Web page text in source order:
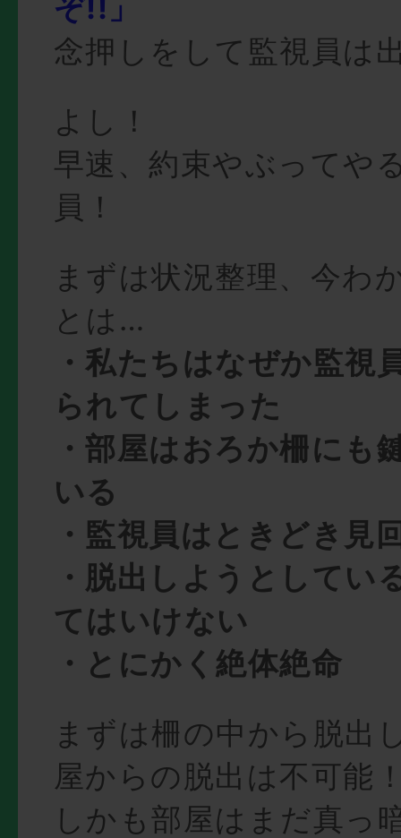
念押しをして監視員は
よし！
早速、約束やぶってや
員！
まずは状況整理、今わ
とは…
・私たちはなぜか監視
られてしまった
・部屋はおろか柵にも
いる
・監視員はときどき見
・脱出しようとしてい
てはいけない
・とにかく絶体絶命
まずは柵の中から脱出
屋からの脱出は不可能
しかも部屋はまだ真っ